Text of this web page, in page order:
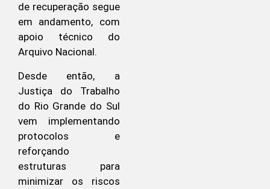
de recuperação segue
em andamento, com
apoio técnico do
Arquivo Nacional.
Desde então, a
Justiça do Trabalho
do Rio Grande do Sul
vem implementando
protocolos e
reforçando
estruturas para
minimizar os riscos